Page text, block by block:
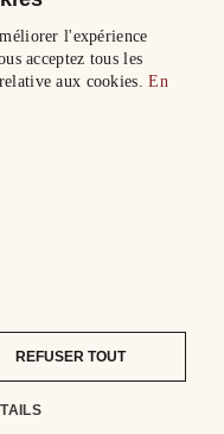
l'expérience
acceptez tous les
aux cookies.En
REFUSER TOUT